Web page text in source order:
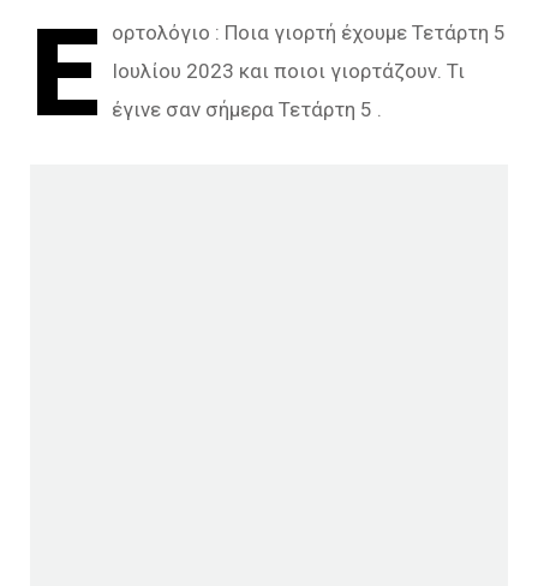
Ε
ορτολόγιο : Ποια γιορτή έχουμε Τετάρτη 5
Ιουλίου 2023 και ποιοι γιορτάζουν. Τι
έγινε σαν σήμερα Τετάρτη 5 .